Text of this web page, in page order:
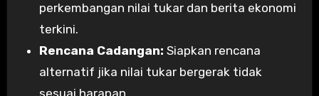
perkembangan nilai tukar dan berita ekonomi
terkini.
Rencana Cadangan: Siapkan rencana
alternatif jika nilai tukar bergerak tidak